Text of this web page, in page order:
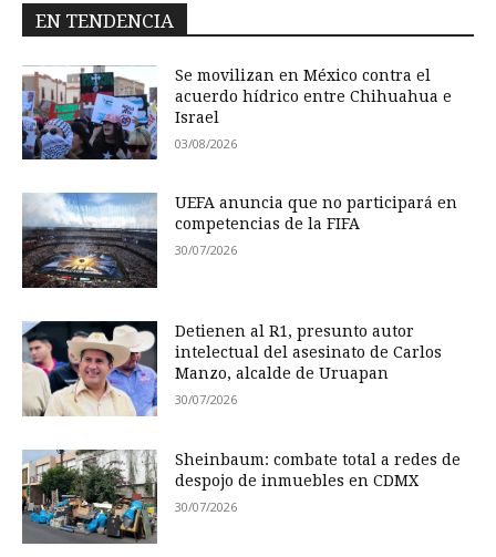
EN TENDENCIA
Se movilizan en México contra el
acuerdo hídrico entre Chihuahua e
Israel
03/08/2026
UEFA anuncia que no participará en
competencias de la FIFA
30/07/2026
Detienen al R1, presunto autor
intelectual del asesinato de Carlos
Manzo, alcalde de Uruapan
30/07/2026
Sheinbaum: combate total a redes de
despojo de inmuebles en CDMX
30/07/2026